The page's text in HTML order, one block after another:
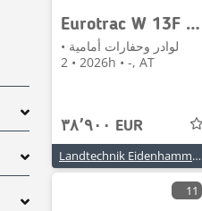
Eurotrac W 13F NEU!!!!
لوادر وحفارات أمامية •
2026 • 2h • -, AT
٣٨٬٩٠٠ EUR
Landtechnik Eidenhammer GmbH
11